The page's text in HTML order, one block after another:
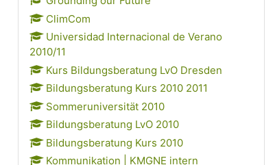
ClimCom
Universidad Internacional de Verano
2010/11
Kurs Bildungsberatung LvO Dresden
Bildungsberatung Kurs 2010 2011
Sommeruniversität 2010
Bildungsberatung LvO 2010
Bildungsberatung Kurs 2010
Kommunikation | KMGNE intern